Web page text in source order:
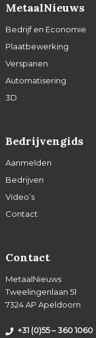
MetaalNieuws
Bedrijf en Economie
Plaatbewerking
Verspanen
Automatisering
3D
Bedrijvengids
Aanmelden
Bedrijven
Video’s
Contact
Contact
MetaalNieuws
Tweelingenlaan 51
7324 AP Apeldoorn
+31 (0)55 – 360 1060